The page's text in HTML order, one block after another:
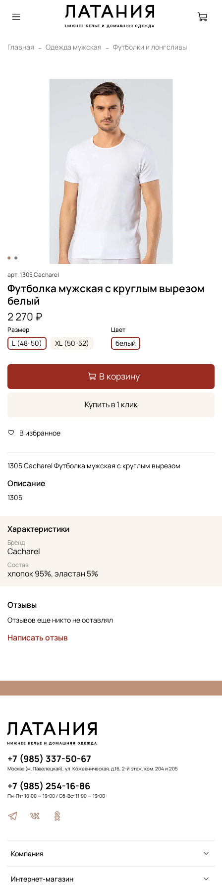
Главная Одежда мужская Футболки и лонгсливы
арт.1305 Cacharel
Футболка мужская с круглым вырезом
белый
2 270 ₽
Размер
L (48-50) XL (50-52)
Цвет
белый
В корзину
Купить в 1 клик
В избранное
1305 Cacharel Футболка мужская с круглым вырезом
Описание
1305
Характеристики
Бренд
Cacharel
Состав
хлопок 95%, эластан 5%
Отзывы
Отзывов еще никто не оставлял
Написать отзыв
Компания
Интернет-магазин
+7 (985) 337-50-67
Москва (м. Павелецкая), ул. Кожевническая, д.16, 2-й этаж, ком. 204 и 205
+7 (985) 254-16-86
Пн-Пт: 10:00 — 19:00 / Сб-Вс: 11:00 — 19:00